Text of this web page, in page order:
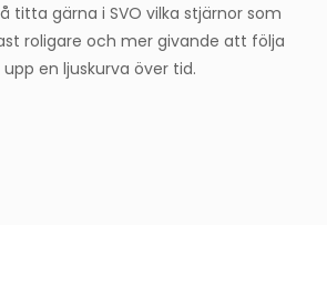
titta gärna i SVO vilka stjärnor som
roligare och mer givande att följa
en ljuskurva över tid.